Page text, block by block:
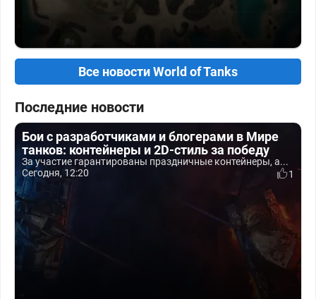
Все новости World of Tanks
Последние новости
Бои с разработчиками и блогерами в Мире
танков: контейнеры и 2D-стиль за победу
За участие гарантированы праздничные контейнеры, а...
Сегодня, 12:20
1